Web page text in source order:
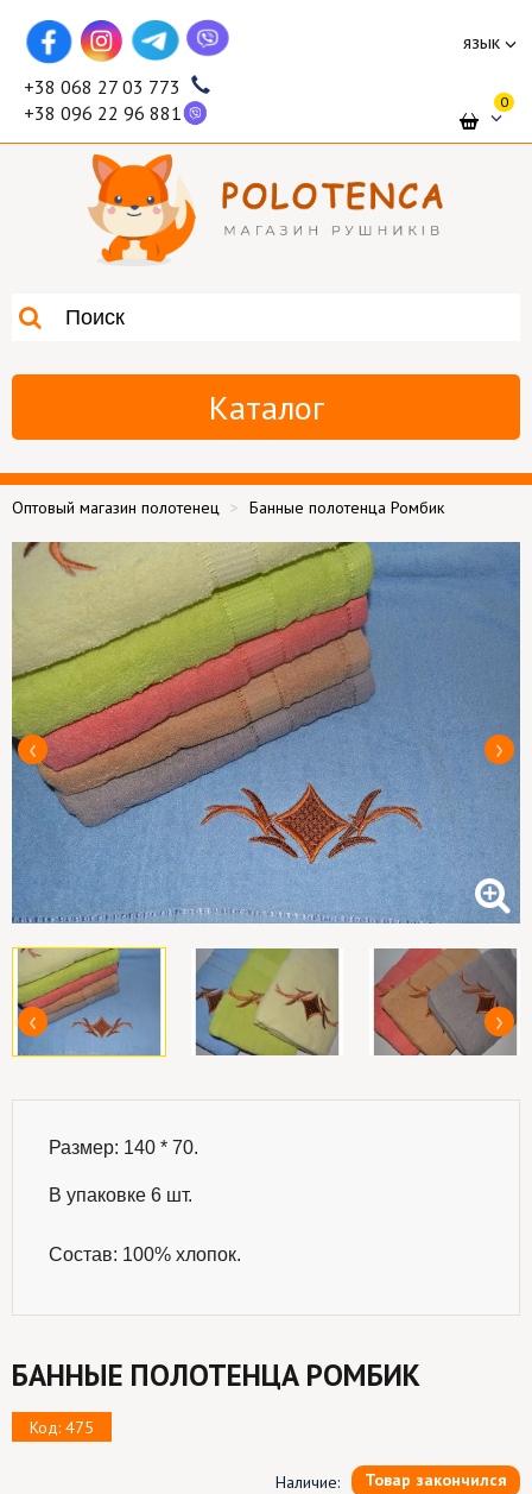
язык
+38 068 27 03 773
+38 096 22 96 881
0
Каталог
Оптовый магазин полотенец Банные полотенца Ромбик
Размер: 140 * 70.
В упаковке 6 шт.
Состав: 100% хлопок.
БАННЫЕ ПОЛОТЕНЦА РОМБИК
Код: 475
Наличие: Товар закончился